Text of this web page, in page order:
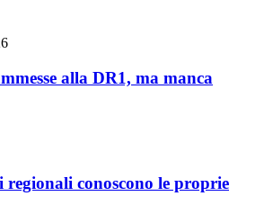
alla DR1, ma manca
conoscono le proprie